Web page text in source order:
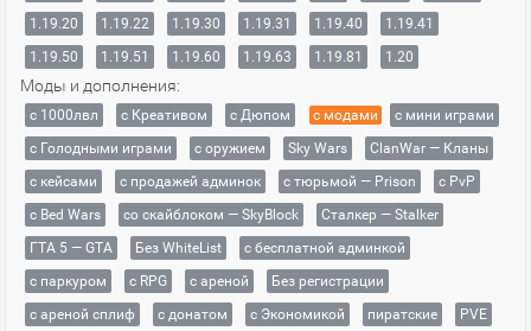
1.19.20
1.19.22 1.19.30 1.19.31 1.19.40
1.19.41
1.19.50
1.19.51 1.19.60 1.19.63 1.19.81 1.20
Моды и дополнения:
с 1000лвл c Креативом с Дюпом с модами
с мини играми
с Голодными играми
с оружием Sky Wars
ClanWar — Кланы
с кейсами
с продажей админок с тюрьмой — Prison
с PvP
с Bed Wars
со скайблоком — SkyBlock
Сталкер — Stalker
ГТА 5 — GTA
Без WhiteList
с бесплатной админкой
с паркуром
с RPG с ареной
Без регистрации
с ареной сплиф
с донатом с Экономикой пиратские
PVE